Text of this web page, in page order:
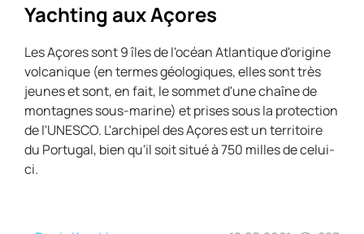
Yachting aux Açores
Les Açores sont 9 îles de l'océan Atlantique d'origine
volcanique (en termes géologiques, elles sont très
jeunes et sont, en fait, le sommet d'une chaîne de
montagnes sous-marine) et prises sous la protection
de l'UNESCO. L'archipel des Açores est un territoire
du Portugal, bien qu'il soit situé à 750 milles de celui-
ci.